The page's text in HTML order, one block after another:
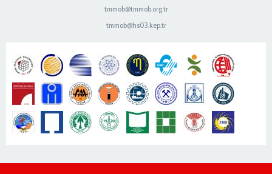
tmmob@tmmob.org.tr
tmmob@hs03.kep.tr